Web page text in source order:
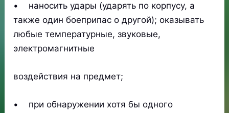
• наносить удары (ударять по корпусу, а
также один боеприпас о другой); оказывать
любые температурные, звуковые,
электромагнитные
воздействия на предмет;
• при обнаружении хотя бы одного